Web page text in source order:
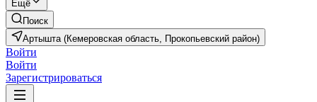
Ещё
Поиск
Артышта (Кемеровская область, Прокопьевский район)
Войти
Войти
Зарегистрироваться